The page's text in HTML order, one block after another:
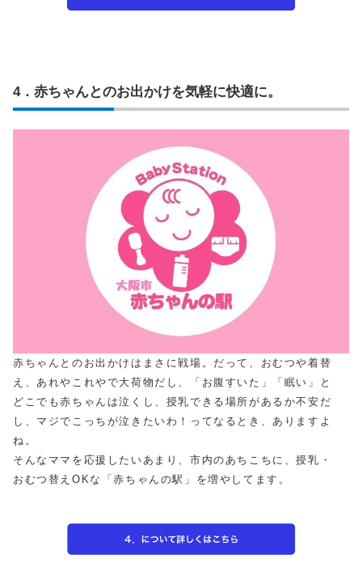
4．赤ちゃんとのお出かけを気軽に快適に。
赤ちゃんとのお出かけはまさに戦場。だって、おむつや着替
え、あれやこれやで大荷物だし、「お腹すいた」「眠い」と
どこでも赤ちゃんは泣くし、授乳できる場所があるか不安だ
し、マジでこっちが泣きたいわ！ってなるとき、ありますよ
ね。
そんなママを応援したいあまり、市内のあちこちに、授乳・
おむつ替えOKな「赤ちゃんの駅」を増やしてます。